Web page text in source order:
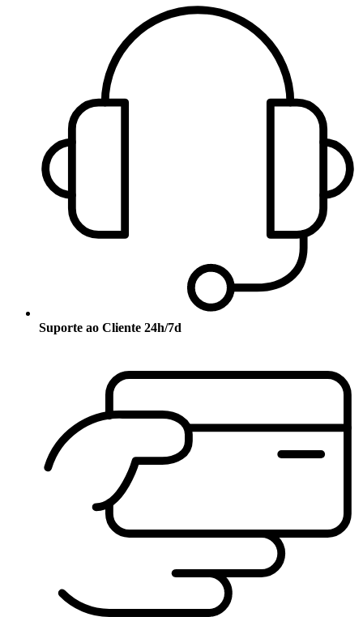
Suporte ao Cliente 24h/7d